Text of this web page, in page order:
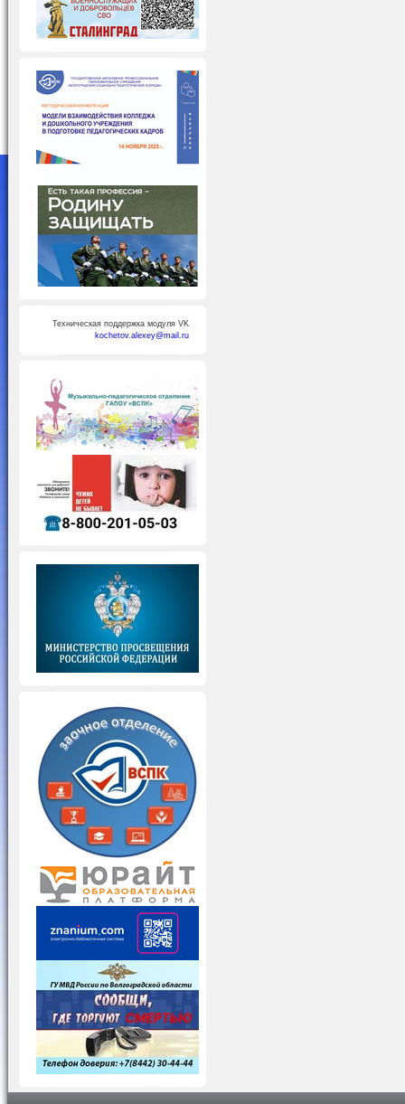
Техническая поддержка модуля VK
kochetov.alexey@mail.ru